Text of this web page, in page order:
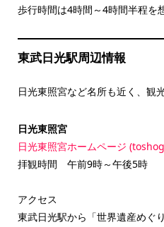
歩行時間は4時間～4時間半程を
東武日光駅周辺情報
日光東照宮など名所も近く、観
日光東照宮
日光東照宮ホームページ
拝観時間 午前9時～午後5時
アクセス
東武日光駅から「世界遺産めぐ